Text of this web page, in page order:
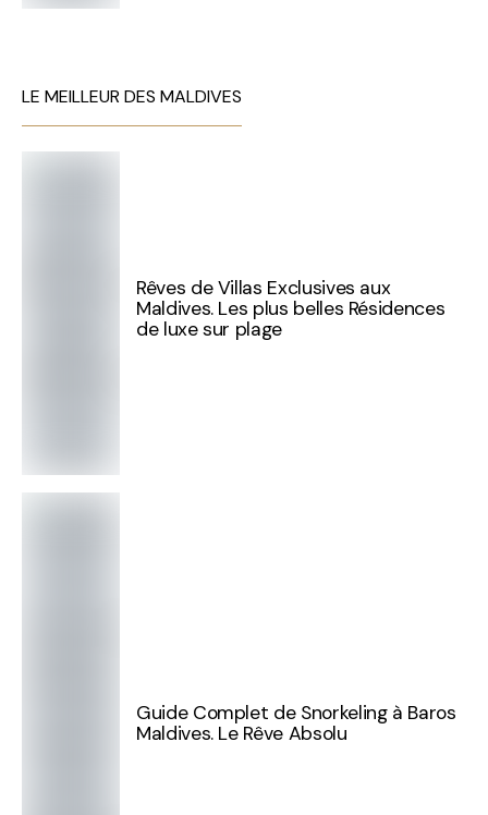
LE MEILLEUR DES MALDIVES
Rêves de Villas Exclusives aux
Maldives. Les plus belles Résidences
de luxe sur plage
Guide Complet de Snorkeling à Baros
Maldives. Le Rêve Absolu